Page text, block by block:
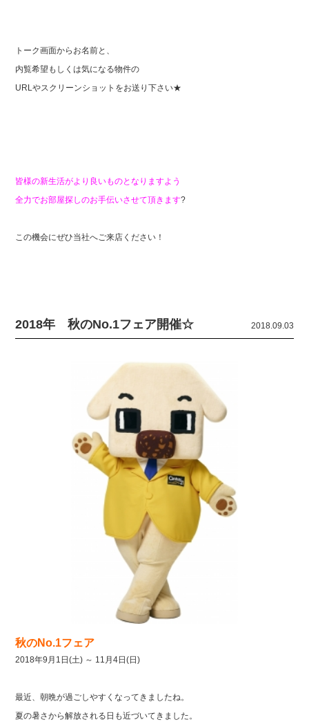
トーク画面からお名前と、
内覧希望もしくは気になる物件の
URLやスクリーンショットをお送り下さい★
皆様の新生活がより良いものとなりますよう
全力でお部屋探しのお手伝いさせて頂きます?
この機会にぜひ当社へご来店ください！
2018年 秋のNo.1フェア開催☆ 2018.09.03
秋のNo.1フェア
2018年9月1日(土) ～ 11月4日(日)
最近、朝晩が過ごしやすくなってきましたね。
夏の暑さから解放される日も近づいてきました。